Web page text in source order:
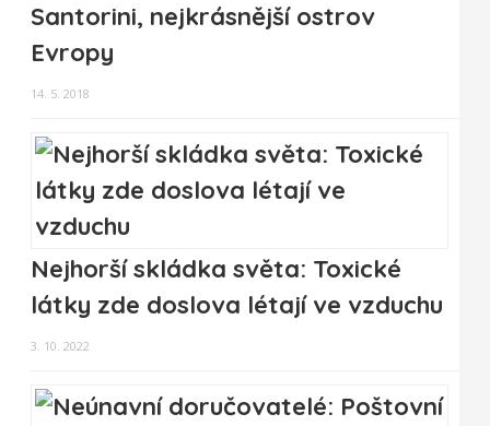
Santorini, nejkrásnější ostrov
Evropy
14. 5. 2018
Nejhorší skládka světa: Toxické
látky zde doslova létají ve vzduchu
3. 10. 2022